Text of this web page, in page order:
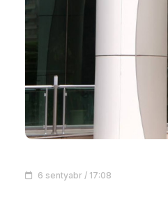
6 sentyabr / 17:08